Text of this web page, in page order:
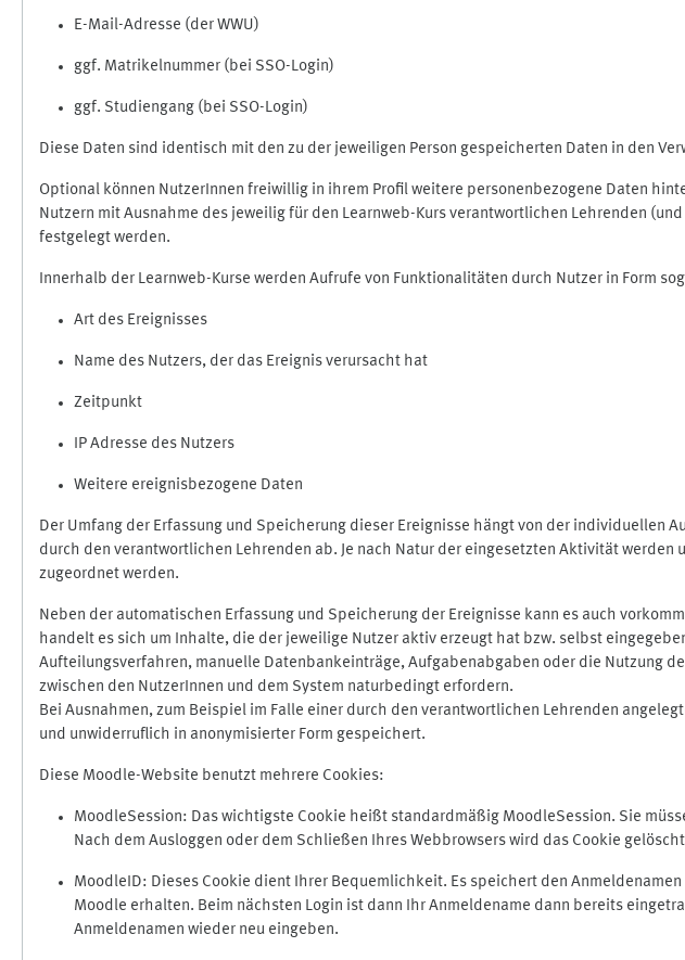
E-Mail-Adresse (der WWU)
ggf. Matrikelnummer (bei SSO-Login)
ggf. Studiengang (bei SSO-Login)
Diese Daten sind identisch mit den zu der jeweiligen Person gespeicherten Daten in den
Optional können NutzerInnen freiwillig in ihrem Profil weitere personenbezogene Daten
Nutzern mit Ausnahme des jeweilig für den Learnweb-Kurs verantwortlichen Lehrenden
festgelegt werden.
Innerhalb der Learnweb-Kurse werden Aufrufe von Funktionalitäten durch Nutzer in Form
Art des Ereignisses
Name des Nutzers, der das Ereignis verursacht hat
Zeitpunkt
IP Adresse des Nutzers
Weitere ereignisbezogene Daten
Der Umfang der Erfassung und Speicherung dieser Ereignisse hängt von der individuellen
durch den verantwortlichen Lehrenden ab. Je nach Natur der eingesetzten Aktivität
zugeordnet werden.
Neben der automatischen Erfassung und Speicherung der Ereignisse kann es auch
handelt es sich um Inhalte, die der jeweilige Nutzer aktiv erzeugt hat bzw. selbst
Aufteilungsverfahren, manuelle Datenbankeinträge, Aufgabenabgaben oder die Nutzung
zwischen den NutzerInnen und dem System naturbedingt erfordern.
Bei Ausnahmen, zum Beispiel im Falle einer durch den verantwortlichen Lehrenden
und unwiderruflich in anonymisierter Form gespeichert.
Diese Moodle-Website benutzt mehrere Cookies:
MoodleSession: Das wichtigste Cookie heißt standardmäßig MoodleSession. Sie
Nach dem Ausloggen oder dem Schließen Ihres Webbrowsers wird das Cookie
MoodleID: Dieses Cookie dient Ihrer Bequemlichkeit. Es speichert den
Moodle erhalten. Beim nächsten Login ist dann Ihr Anmeldename dann bereits
Anmeldenamen wieder neu eingeben.